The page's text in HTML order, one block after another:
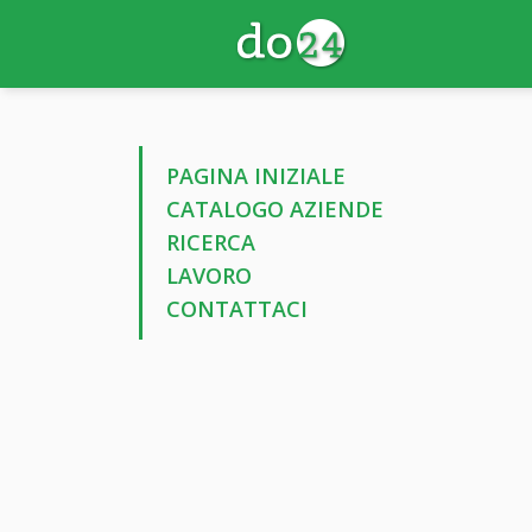
PAGINA INIZIALE
CATALOGO AZIENDE
RICERCA
LAVORO
CONTATTACI